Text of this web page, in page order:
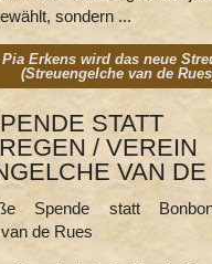
sondern ...
Erkens wird das neue
(Streuengelche van de
STATT B
/ VEREIN S
VAN DE
Spende statt
de Rues